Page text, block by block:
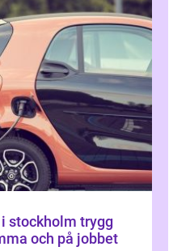
trygg
och på jobbet